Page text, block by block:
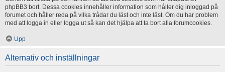
phpBB3 bort. Dessa cookies innehåller information som håller dig inloggad på
forumet och håller reda på vilka trådar du läst och inte läst. Om du har problem
med att logga in eller logga ut så kan det hjälpa att ta bort alla forumcookies.
Upp
Alternativ och inställningar